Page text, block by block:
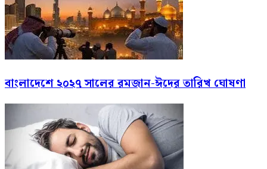
বাংলাদেশে ২০২৭ সালের রমজান-ঈদের তারিখ ঘোষণা